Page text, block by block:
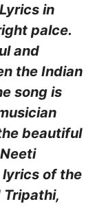
in
palce.
and
the Indian
song is
beautiful
of the
Tripathi,